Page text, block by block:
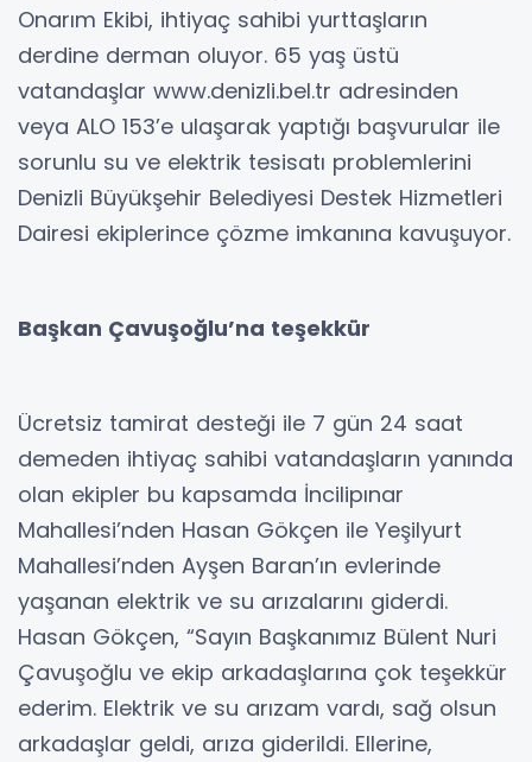
Onarım Ekibi, ihtiyaç sahibi yurttaşların
derdine derman oluyor. 65 yaş üstü
vatandaşlar www.denizli.bel.tr adresinden
veya ALO 153’e ulaşarak yaptığı başvurular ile
sorunlu su ve elektrik tesisatı problemlerini
Denizli Büyükşehir Belediyesi Destek Hizmetleri
Dairesi ekiplerince çözme imkanına kavuşuyor.
Başkan Çavuşoğlu’na teşekkür
Ücretsiz tamirat desteği ile 7 gün 24 saat
demeden ihtiyaç sahibi vatandaşların yanında
olan ekipler bu kapsamda İncilipınar
Mahallesi’nden Hasan Gökçen ile Yeşilyurt
Mahallesi’nden Ayşen Baran’ın evlerinde
yaşanan elektrik ve su arızalarını giderdi.
Hasan Gökçen, “Sayın Başkanımız Bülent Nuri
Çavuşoğlu ve ekip arkadaşlarına çok teşekkür
ederim. Elektrik ve su arızam vardı, sağ olsun
arkadaşlar geldi, arıza giderildi. Ellerine,